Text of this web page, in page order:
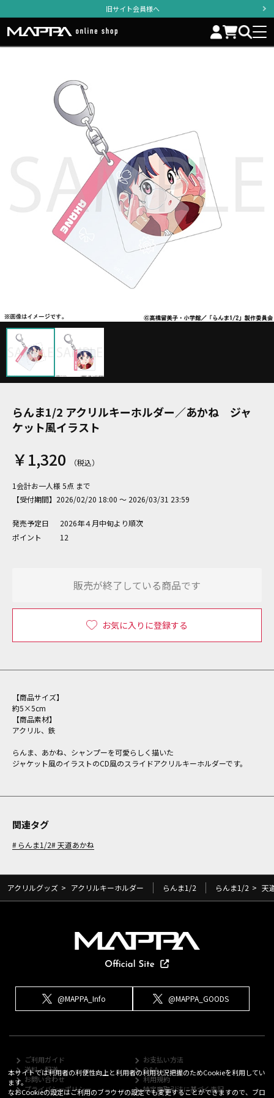
旧サイト会員様へ
らんま1/2 アクリルキーホルダー／あかね ジャ
ケット風イラスト
￥1,320
1会計お一人様 5点 まで
【受付期間】2026/02/20 18:00 ～ 2026/03/31 23:59
発売予定日
2026年４月中旬より順次
ポイント
12
お気に入りに登録する
販売が終了している商品です
【商品サイズ】
約5×5cm
【商品素材】
アクリル、鉄
らんま、あかね、シャンプーを可愛らしく描いた
ジャケット風のイラストのCD風のスライドアクリルキーホルダーです。
関連タグ
らんま1/2 天道あかね
アクリルグッズ > アクリルキーホルダー らんま1/2 らんま1/2 > 天
@MAPPA_Info @MAPPA_GOODS
ご利用ガイド
お支払い方法
送料・配送
Q&A
お問い合わせ
利用規約
プライバシーポリシー
特定商取引法に基づく表記
本サイトでは利用者の利便性向上と利用者の利用状況把握のためCookieを利用してい
ます。
なおCookieの設定はご利用のブラウザの設定でも変更することができますので、ブロ